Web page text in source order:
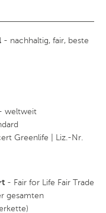
- nachhaltig, fair, beste
weltweit
Greenlife | Liz.-Nr.
- Fair for Life Fair Trade
gesamten